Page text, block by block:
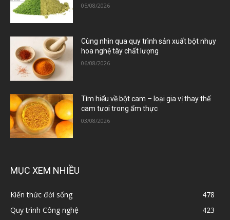
05/08/2026
Cùng nhìn qua quy trình sản xuất bột nhụy
hoa nghệ tây chất lượng
06/08/2026
Tìm hiểu về bột cam – loại gia vị thay thế
cam tươi trong ẩm thực
03/08/2026
MỤC XEM NHIỀU
Kiến thức đời sống
478
Quy trình Công nghệ
423